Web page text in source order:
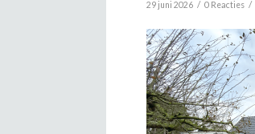
29 juni 2026 / 0 Reacties /